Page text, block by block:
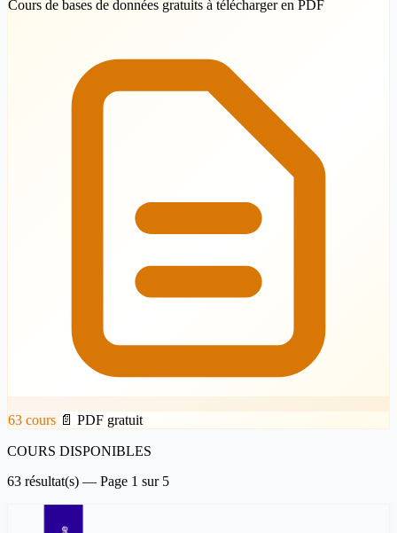
Cours de bases de données gratuits à télécharger en PDF
63 cours 📄 PDF gratuit
COURS DISPONIBLES
63 résultat(s) — Page 1 sur 5